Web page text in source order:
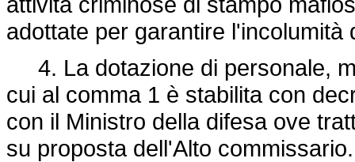
adottate per garantire l'incolumità
4. La dotazione di personale,
cui al comma 1 è stabilita con
con il Ministro della difesa ove
su proposta dell'Alto commissario.